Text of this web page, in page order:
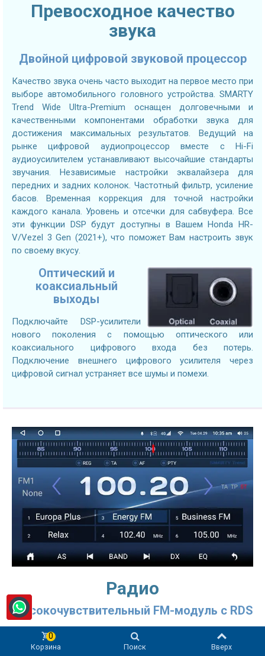
Превосходное качество
звука
Двойной цифровой звуковой процессор
Качество звука очень часто выходит на первое место при
выборе автомобильного головного устройства. SMARTY
Trend Wide Ultra-Premium оснащен долговечными и
качественными компонентами обработки звука для
достижения максимальных результатов. Ведущий на
рынке цифровой аудиопроцессор вместе с Hi-Fi
аудиоусилителем устанавливают высочайшие стандарты
звучания. Независимые настройки эквалайзера для
передних и задних колонок. Частотный фильтр, усиление
басов. Временная коррекция для точной настройки
каждого канала. Уровень и отсечки для сабвуфера. Все
эти функции DSP будут доступны в Вашем Honda HR-
V/Vezel 3 Gen (2021+), что поможет Вам настроить звук
по своему вкусу.
Оптический и
коаксиальный
выходы
Подключайте DSP-усилители
нового поколения с помощью оптического или
коаксиального цифрового входа без потерь.
Подключение внешнего цифрового усилителя через
цифровой сигнал устраняет все шумы и помехи.
Радио
Высокочувствительный FM-модуль с RDS
Радио - одна из основных функций мультимедийной
системы в Honda HR-V/Vezel 3 Gen (2021+)! SMARTY Trend
Корзина
0
Поиск Вверх